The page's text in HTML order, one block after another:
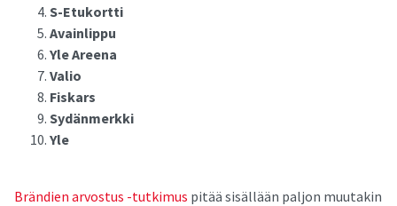
S-Etukortti
Avainlippu
Yle Areena
Valio
Fiskars
Sydänmerkki
Yle
Brändien arvostus -tutkimus pitää sisällään paljon muutakin